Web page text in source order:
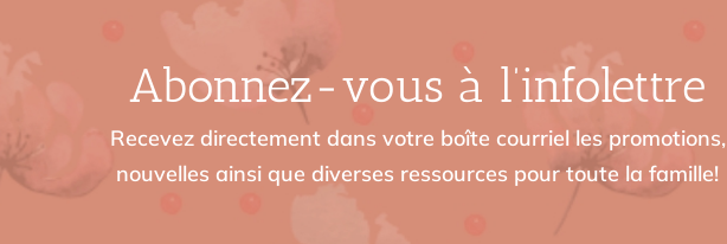
Abonnez-vous à l’infolettre
Recevez directement dans votre boîte courriel les promotions,
nouvelles ainsi que diverses ressources pour toute la famille!